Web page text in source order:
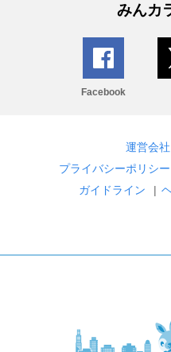
みんカ
Facebook
運営会社
プライバシーポリシー
ガイドライン
|